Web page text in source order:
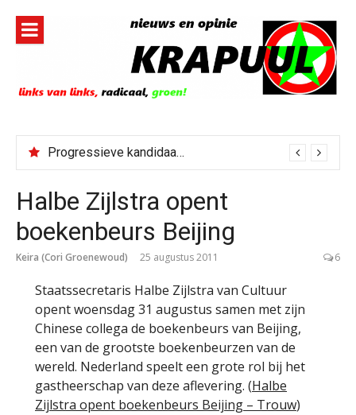
inhoud
Progressieve kandidaat El-Sayed senaatskandidaat Michigan
Halbe Zijlstra opent
boekenbeurs Beijing
Keira (Cori Groenewoud) 25 augustus 2011 6
Staatssecretaris Halbe Zijlstra van Cultuur
opent woensdag 31 augustus samen met zijn
Chinese collega de boekenbeurs van Beijing,
een van de grootste boekenbeurzen van de
wereld. Nederland speelt een grote rol bij het
gastheerschap van deze aflevering. (Halbe
Zijlstra opent boekenbeurs Beijing – Trouw)